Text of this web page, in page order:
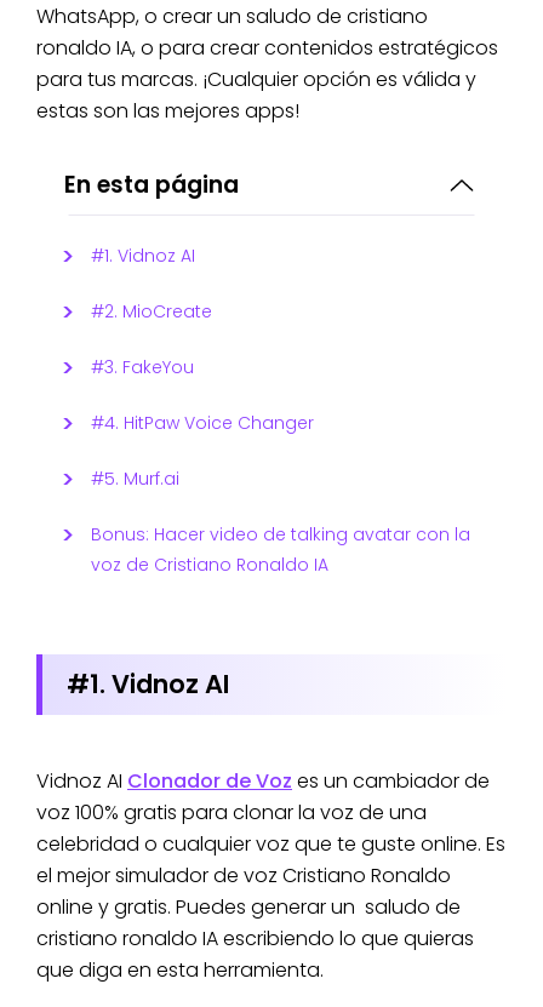
WhatsApp, o crear un saludo de cristiano
ronaldo IA, o para crear contenidos estratégicos
para tus marcas. ¡Cualquier opción es válida y
estas son las mejores apps!
En esta página
#1. Vidnoz AI
#2. MioCreate
#3. FakeYou
#4. HitPaw Voice Changer
#5. Murf.ai
Bonus: Hacer video de talking avatar con la
voz de Cristiano Ronaldo IA
#1. Vidnoz AI
Vidnoz AI Clonador de Voz es un cambiador de
voz 100% gratis para clonar la voz de una
celebridad o cualquier voz que te guste online. Es
el mejor simulador de voz Cristiano Ronaldo
online y gratis. Puedes generar un saludo de
cristiano ronaldo IA escribiendo lo que quieras
que diga en esta herramienta.